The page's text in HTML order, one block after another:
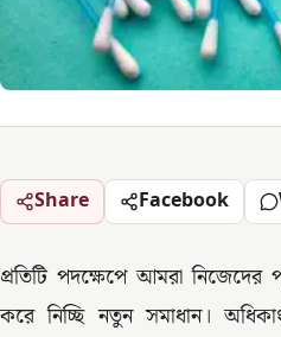
Share Facebook
প্রতিটি পদক্ষেপে আমরা নিজেদের
করে নিচ্ছি নতুন সমাধান।